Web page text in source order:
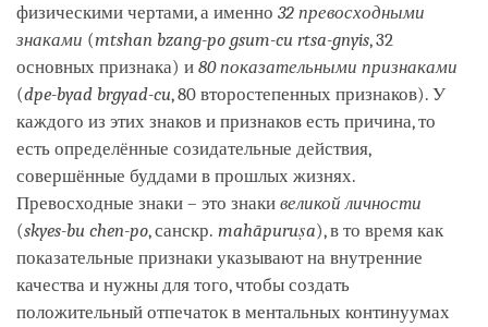
физическими чертами, а именно 32 превосходными
знаками (mtshan bzang-po gsum-cu rtsa-gnyis, 32
основных признака) и 80 показательными признаками
(dpe-byad brgyad-cu, 80 второстепенных признаков). У
каждого из этих знаков и признаков есть причина, то
есть определённые созидательные действия,
совершённые буддами в прошлых жизнях.
Превосходные знаки – это знаки великой личности
(skyes-bu chen-po, санскр. mahāpuruṣa), в то время как
показательные признаки указывают на внутренние
качества и нужны для того, чтобы создать
положительный отпечаток в ментальных континуумах